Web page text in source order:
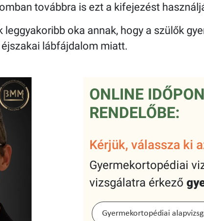
továbbra is ezt a kifejezést
leggyakoribb oka annak, hogy a szülők
lábfájdalom miatt.
ONLINE
RENDELŐBE:
Kérjük, válassza ki
Gyermekortopédiai
vizsgálatra érkező